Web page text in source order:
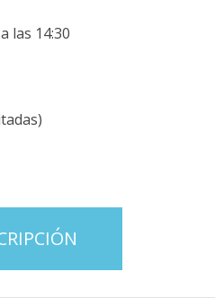
las 14:30